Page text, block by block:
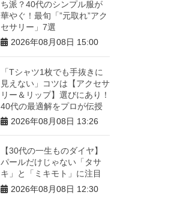
ち派？40代のシンプル服が
華やぐ！最旬「”元取れ”アク
セサリー」7選
2026年08月08日 15:00
「Tシャツ1枚でも手抜きに
見えない」コツは【アクセサ
リー＆リップ】選びにあり！
40代の最適解をプロが伝授
2026年08月08日 13:26
【30代の一生ものダイヤ】
パールだけじゃない「タサ
キ」と「ミキモト」に注目
2026年08月08日 12:30